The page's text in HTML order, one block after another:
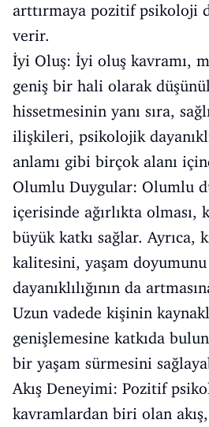
arttırmaya pozitif psikoloji
verir.
İyi Oluş: İyi oluş kavramı,
geniş bir hali olarak
hissetmesinin yanı sıra,
ilişkileri, psikolojik
anlamı gibi birçok alanı
Olumlu Duygular: Olumlu
içerisinde ağırlıkta
büyük katkı sağlar. Ayrıca,
kalitesini, yaşam
dayanıklılığının da
Uzun vadede kişinin
genişlemesine katkıda
bir yaşam sürmesini
Akış Deneyimi: Pozitif
kavramlardan biri olan